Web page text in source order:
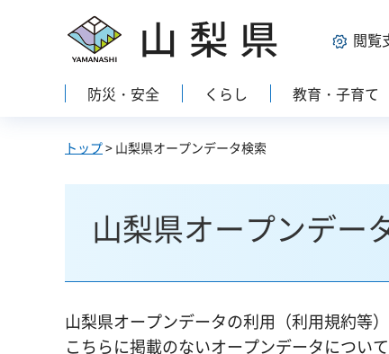
山梨県 閲覧
防災・安全 くらし 教育・子育て
トップ> 山梨県オープンデータ検索
山梨県オープンデー
山梨県オープンデータの利用（利用規約等）
こちらに掲載のないオープンデータについて